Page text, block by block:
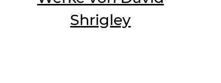
Shrigley